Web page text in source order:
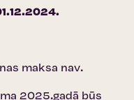
maksa nav.
2025.gadā būs